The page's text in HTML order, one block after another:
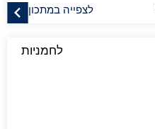
לצפייה במתכון
לחמניות